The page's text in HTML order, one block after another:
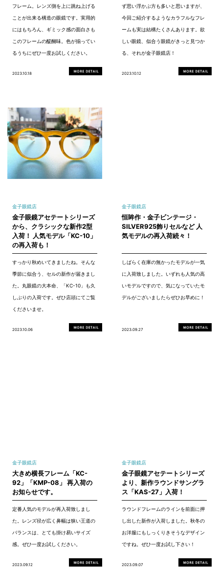
フレーム。レンズ側を上に跳ね上げる
ことが出来る構造の眼鏡です。実用的
にはもちろん、ギミック感の面白さも
このフレームの醍醐味。色が揃ってい
るうちにぜひ一度お試しください。
2023.10.18
ず思い浮かぶ方も多いと思いますが、
今回ご紹介するようなカラフルなフレ
ームも実は結構たくさんあります。欲
しい眼鏡、似合う眼鏡がきっと見つか
る、それが金子眼鏡店！
2023.10.12
金子眼鏡店
金子眼鏡アセテートシリーズ
から、クラシックな新作2型
入荷！ 人気モデル「KC-10」
の再入荷も！
すっかり秋めいてきましたね。そんな
季節に似合う、セルの新作が届きまし
た。丸眼鏡の大本命、「KC-10」も久
しぶりの入荷です。ぜひ店頭にてご覧
くださいませ。
2023.10.06
金子眼鏡店
恒眸作・金子ビンテージ・
SILVER925飾りセルなど 人
気モデルの再入荷続々！
しばらく在庫の無かったモデルが一気
に入荷致しました。いずれも人気の高
いモデルですので、気になっていたモ
デルがございましたらぜひお早めに！
2023.09.27
金子眼鏡店
大きめ横長フレーム「KC-
92」「KMP-08」 再入荷の
お知らせです。
定番人気のモデルが再入荷致しまし
た。レンズ径が広く鼻幅は狭い王道の
バランスは、とても掛け易いサイズ
感。ぜひ一度お試しください。
2023.09.12
金子眼鏡店
金子眼鏡アセテートシリーズ
より、新作ラウンドサングラ
ス「KAS-27」入荷！
ラウンドフレームのラインを前面に押
し出した新作が入荷しました。秋冬の
お洋服にもしっくりきそうなデザイン
ですね。ぜひ一度お試し下さい！
2023.09.07